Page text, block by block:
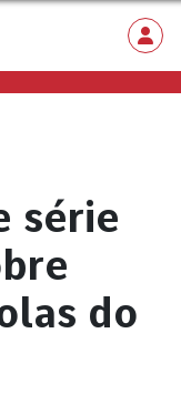
série
do